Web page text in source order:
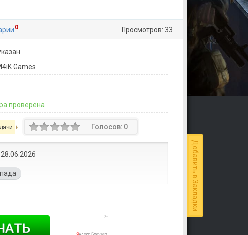
Добавить в Закладки
0 Просмотров: 33
Games
проверена
Голосов: 0
28.06.2026